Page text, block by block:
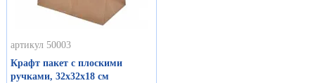
артикул 50003
Крафт пакет с плоскими
ручками, 32х32х18 см